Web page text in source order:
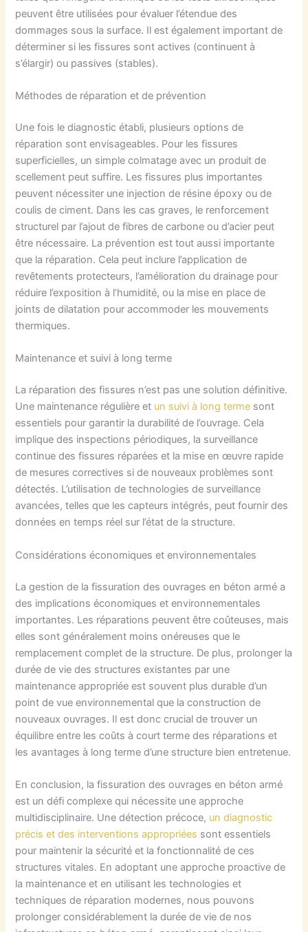
peuvent être utilisées pour évaluer l’étendue des
dommages sous la surface. Il est également important de
déterminer si les fissures sont actives (continuent à
s’élargir) ou passives (stables).
Méthodes de réparation et de prévention
Une fois le diagnostic établi, plusieurs options de
réparation sont envisageables. Pour les fissures
superficielles, un simple colmatage avec un produit de
scellement peut suffire. Les fissures plus importantes
peuvent nécessiter une injection de résine époxy ou de
coulis de ciment. Dans les cas graves, le renforcement
structurel par l’ajout de fibres de carbone ou d’acier peut
être nécessaire. La prévention est tout aussi importante
que la réparation. Cela peut inclure l’application de
revêtements protecteurs, l’amélioration du drainage pour
réduire l’exposition à l’humidité, ou la mise en place de
joints de dilatation pour accommoder les mouvements
thermiques.
Maintenance et suivi à long terme
La réparation des fissures n’est pas une solution définitive.
Une maintenance régulière et un suivi à long terme sont
essentiels pour garantir la durabilité de l’ouvrage. Cela
implique des inspections périodiques, la surveillance
continue des fissures réparées et la mise en œuvre rapide
de mesures correctives si de nouveaux problèmes sont
détectés. L’utilisation de technologies de surveillance
avancées, telles que les capteurs intégrés, peut fournir des
données en temps réel sur l’état de la structure.
Considérations économiques et environnementales
La gestion de la fissuration des ouvrages en béton armé a
des implications économiques et environnementales
importantes. Les réparations peuvent être coûteuses, mais
elles sont généralement moins onéreuses que le
remplacement complet de la structure. De plus, prolonger la
durée de vie des structures existantes par une
maintenance appropriée est souvent plus durable d’un
point de vue environnemental que la construction de
nouveaux ouvrages. Il est donc crucial de trouver un
équilibre entre les coûts à court terme des réparations et
les avantages à long terme d’une structure bien entretenue.
En conclusion, la fissuration des ouvrages en béton armé
est un défi complexe qui nécessite une approche
multidisciplinaire. Une détection précoce, un diagnostic
précis et des interventions appropriées sont essentiels
pour maintenir la sécurité et la fonctionnalité de ces
structures vitales. En adoptant une approche proactive de
la maintenance et en utilisant les technologies et
techniques de réparation modernes, nous pouvons
prolonger considérablement la durée de vie de nos